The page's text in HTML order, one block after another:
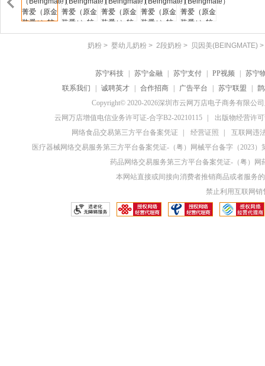
奶粉> 婴幼儿奶粉> 2段奶粉> 贝因美(BEINGMATE)
苏宁科技 苏宁金融 苏宁支付 PP视频
苏宁
联系我们
诚聘英才 合作招商 广告平台 苏宁联盟
Copyright© 2020-2026深圳市云网万店电子商务有限公
云网万店增值电信业务许可证-合字B2-20210115
出版物经营许
网络食品交易第三方平台备案凭证
经营证照
互联网违
医疗器械网络交易服务第三方平台备案凭证-（粤）网械平台备字（2023）
药品网络交易服务第三方平台备案凭证-（粤）网
本网站直接或间接向消费者推销商品或者服务
禁止利用互联网销